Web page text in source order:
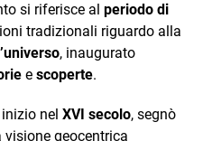
si riferisce al periodo di
tradizionali riguardo alla
, inaugurato
e scoperte.
nel XVI secolo, segnò
geocentrica